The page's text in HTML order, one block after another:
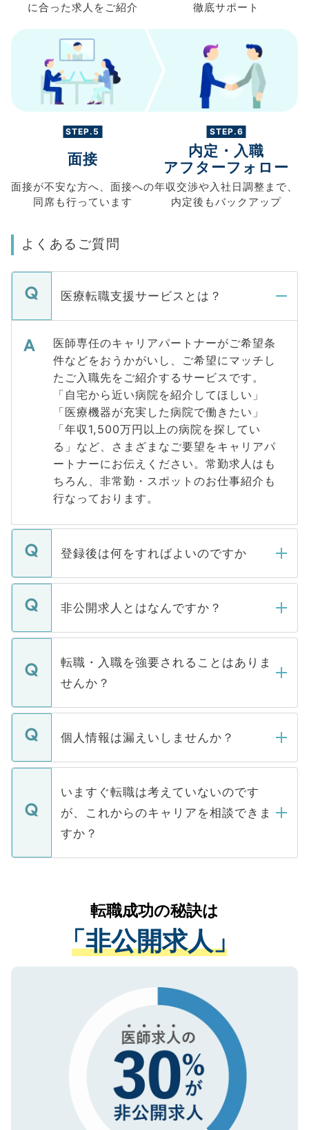
に合った求人を ご紹介
徹底サポート
STEP.5
面接
面接が不安な方へ、 面接への
同席も行っています
STEP.6
内定・入職
アフターフォロー
年収交渉や入社日調整まで、
内定後もバックアップ
よくあるご質問
医療転職支援サービスとは？
医師専任のキャリアパートナーがご希望条
件などをおうかがいし、ご希望にマッチし
たご入職先をご紹介するサービスです。
「自宅から近い病院を紹介してほしい」
「医療機器が充実した病院で働きたい」
「年収1,500万円以上の病院を探してい
る」など、さまざまなご要望をキャリアパ
ートナーにお伝えください。常勤求人はも
ちろん、非常勤・スポットのお仕事紹介も
行なっております。
登録後は何をすればよいのですか
ご登録いただきましたら、弊社担当者がご
登録内容を確認し、その後メールもしくは
ます。通常、5営業日以内にはご連絡をせて
いただきますので、しばらくお待ちくださ
非公開求人とはなんですか？
マイナビDOCTORで取り扱っている求人の
うち約3割は、Webサイトからご覧いただ
けない「非公開求人」です。非公開求人は
下記の理由によって、一般には公開してい
ません。
■応募殺到を避けるため 人気のある医療機
関を公にしてしまうと、応募が殺到する場
に、医療機関が求める条件に合った人材の
みを人材紹介会社に依頼するケースが増え
ています。
転職・入職を強要されることはありま
せんか？
転職・入職を強要することは一切ありませ
ん。また、仮に応募先から内定をいただい
定を承諾する必要はありません。内定先へ
の辞退の連絡はキャリアパートナーが行い
個人情報は漏えいしませんか？
個人情報が漏えいすることはありませんの
で、ご安心ください。当サイトからの登録
などで収集したご登録者様の個人情報は、
ご本人のキャリアアップおよび転職活動の
支援を目的に使用いたします。お預かりし
ているすべての個人データはご本人の許可
は、個人情報の取り扱いについての厳密な
管理基準を満たした事業者のみに付与され
る、プライバシーマークを取得済みです。
で、機密保持に関してもご安心ください。
いますぐ転職は考えていないのです
が、これからのキャリアを相談できま
すか？
かがいして、現在の医療機関の状況や紹介
経験をまじえながら、適切なアドバイスを
させていただきます。すぐにご転職をされ
ない方には、長期的なサポートが可能です
ので、まずはご登録ください。
転職成功の秘訣は
「非公開求人」